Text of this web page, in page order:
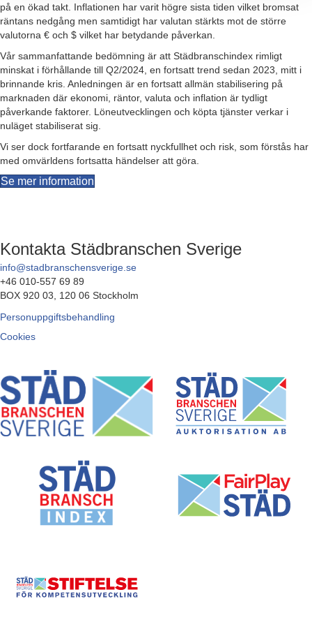
på en ökad takt. Inflationen har varit högre sista tiden vilket bromsat
räntans nedgång men samtidigt har valutan stärkts mot de större
valutorna € och $ vilket har betydande påverkan.
Vår sammanfattande bedömning är att Städbranschindex rimligt
minskat i förhållande till Q2/2024, en fortsatt trend sedan 2023, mitt i
brinnande kris. Anledningen är en fortsatt allmän stabilisering på
marknaden där ekonomi, räntor, valuta och inflation är tydligt
påverkande faktorer. Löneutvecklingen och köpta tjänster verkar i
nuläget stabiliserat sig.
Vi ser dock fortfarande en fortsatt nyckfullhet och risk, som förstås har
med omvärldens fortsatta händelser att göra.
Se mer information
Kontakta Städbranschen Sverige
info@stadbranschensverige.se
+46 010-557 69 89
BOX 920 03, 120 06 Stockholm
Personuppgiftsbehandling
Cookies